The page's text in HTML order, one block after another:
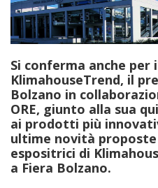
Si conferma anche per
KlimahouseTrend, il
Bolzano in
ORE, giunto alla sua
ai prodotti più
ultime novità
espositrici di
a Fiera Bolzano.